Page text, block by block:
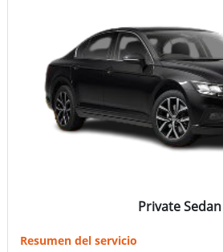
Private Sedan
Resumen del servicio